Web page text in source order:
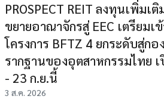
PROSPECT REIT ลงทุนเพิ่มเ
ขยายอาณาจักรสู่ EEC เตรียมเ
โครงการ BFTZ 4 ยกระดับสู่กอ
รากฐานของอุตสาหกรรมไทย
- 23 ก.ย.นี้
3 ส.ค. 2026